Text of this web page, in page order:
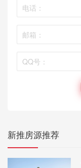
新推房源推荐